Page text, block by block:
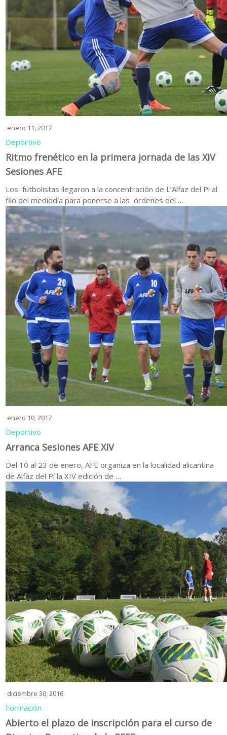
enero 11, 2017
Deportivo
Ritmo frenético en la primera jornada de las XIV
Sesiones AFE
Los futbolistas llegaron a la concentración de L’Alfaz del Pi al
filo del mediodía para ponerse a las órdenes del …
enero 10, 2017
Deportivo
Arranca Sesiones AFE XIV
Del 10 al 23 de enero, AFE organiza en la localidad alicantina
de Alfàz del Pí la XIV edición de …
diciembre 30, 2016
Formación
Abierto el plazo de inscripción para el curso de